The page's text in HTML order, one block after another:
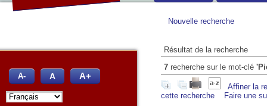
Nouvelle recherche
Résultat de la recherche
7 recherche sur le mot-clé
Affiner la
cette recherche
Faire une
A- A A+